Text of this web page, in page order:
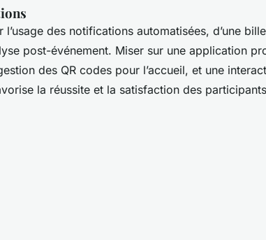
l’usage des notifications automatisées, d’une
post-événement. Miser sur une application
des QR codes pour l’accueil, et une
la réussite et la satisfaction des